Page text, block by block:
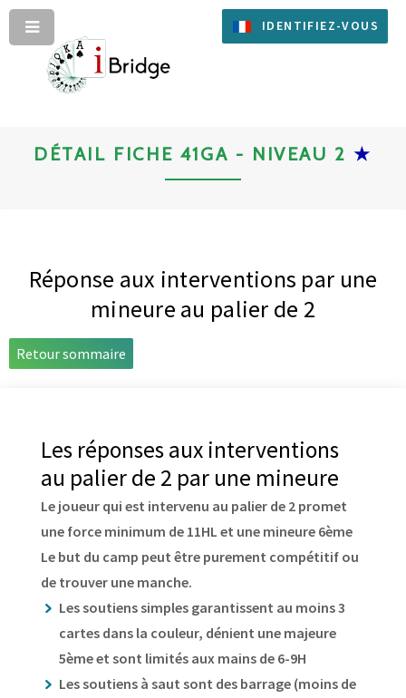
IDENTIFIEZ-VOUS
DÉTAIL FICHE 41GA - NIVEAU 2★
Réponse aux interventions par une
mineure au palier de 2
Retour sommaire
Les réponses aux interventions
au palier de 2 par une mineure
Le joueur qui est intervenu au palier de 2 promet
une force minimum de 11HL et une mineure 6ème
Le but du camp peut être purement compétitif ou
de trouver une manche.
Les soutiens simples garantissent au moins 3
cartes dans la couleur, dénient une majeure
5ème et sont limités aux mains de 6-9H
Les soutiens à saut sont des barrage (moins de